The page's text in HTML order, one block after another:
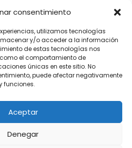
consentimiento
utilizamos tecnologías
y/o acceder a la información
de estas tecnologías nos
el comportamiento de
únicas en este sitio. No
puede afectar negativamente
funciones.
Aceptar
Denegar